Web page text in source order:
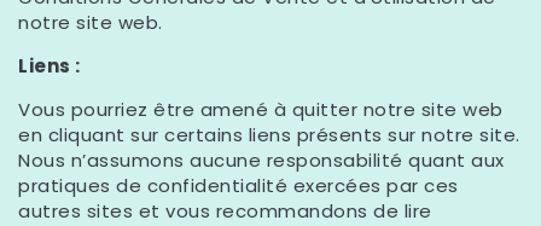
notre site web.
Liens :
Vous pourriez être amené à quitter notre site web
en cliquant sur certains liens présents sur notre site.
Nous n’assumons aucune responsabilité quant aux
pratiques de confidentialité exercées par ces
autres sites et vous recommandons de lire